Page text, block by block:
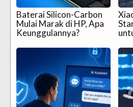
Baterai Silicon-Carbon
Mulai Marak di HP, Apa
Keunggulannya?